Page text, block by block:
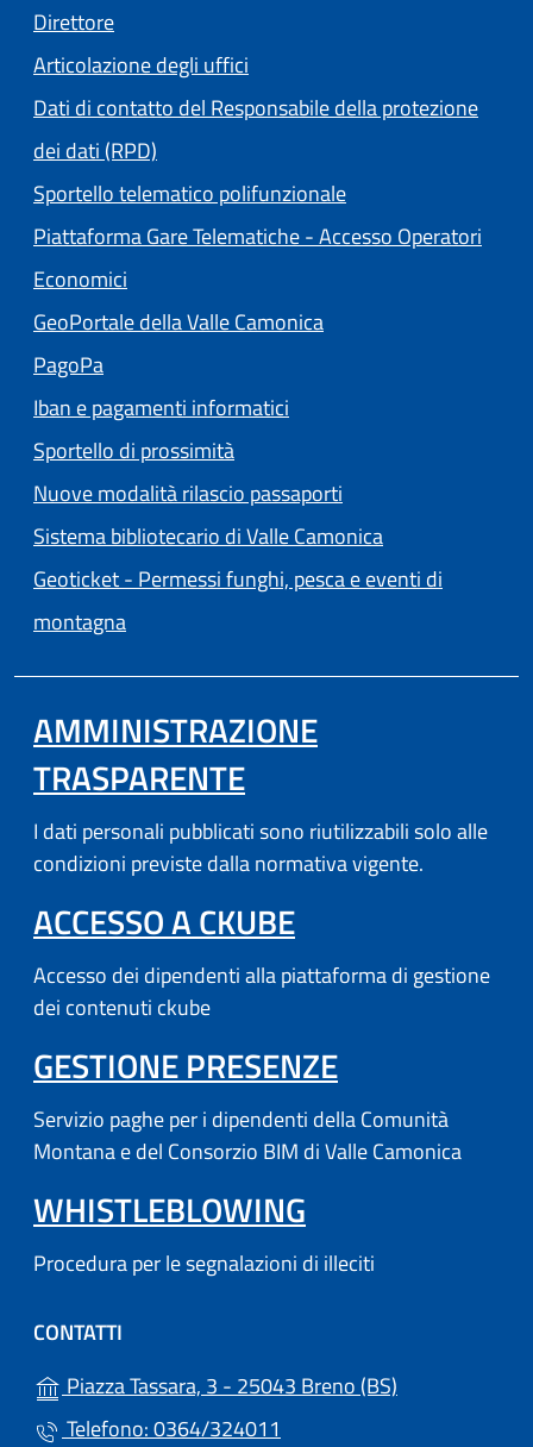
Direttore
Articolazione degli uffici
Dati di contatto del Responsabile della protezione
dei dati (RPD)
Sportello telematico polifunzionale
Piattaforma Gare Telematiche - Accesso Operatori
Economici
GeoPortale della Valle Camonica
PagoPa
Iban e pagamenti informatici
Sportello di prossimità
Nuove modalità rilascio passaporti
Sistema bibliotecario di Valle Camonica
Geoticket - Permessi funghi, pesca e eventi di
montagna
AMMINISTRAZIONE
TRASPARENTE
I dati personali pubblicati sono riutilizzabili solo alle
condizioni previste dalla normativa vigente.
ACCESSO A CKUBE(APRE IN
Accesso dei dipendenti alla piattaforma di gestione
dei contenuti ckube
GESTIONE PRESENZE(APRE IN
Servizio paghe per i dipendenti della Comunità
Montana e del Consorzio BIM di Valle Camonica
WHISTLEBLOWING
Procedura per le segnalazioni di illeciti
CONTATTI
Piazza Tassara, 3 - 25043 Breno (BS)
Telefono: 0364/324011